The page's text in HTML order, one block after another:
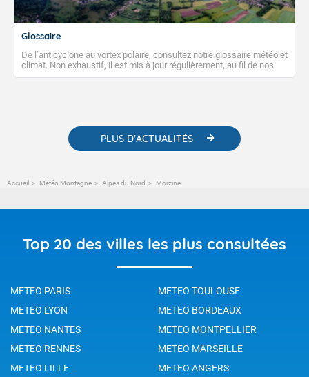
Glossaire
De l’anticyclone au vortex polaire, consultez notre glossaire météo et
climat. Non exhaustif, il est mis à jour régulièrement, au fil de nos
publications. Vous y trouverez également des liens utiles vers nos
PLUS D'ACTUALITÉS
Accueil Météo Montagne Alpes du Nord Morzine
Top 20 des villes les plus consultées
METEO PARIS
METEO TOULOUSE
METEO LYON
METEO BORDEAUX
METEO NANTES
METEO MONTPELLIER
METEO RENNES
METEO MARSEILLE
METEO LILLE
METEO ANGERS